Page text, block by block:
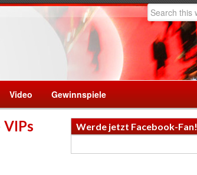
Video Gewinnspiele
Werde jetzt Facebook-Fan!